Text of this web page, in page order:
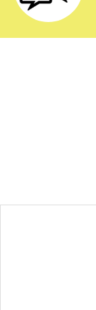
BUSINESS